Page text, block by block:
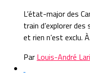
L’état-major des
train d’explorer
et rien n’est exclu.
Par Louis-André